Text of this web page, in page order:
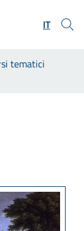
IT
tematici